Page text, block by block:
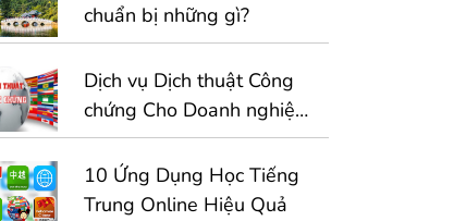
chuẩn bị những gì?
Dịch vụ Dịch thuật Công
chứng Cho Doanh nghiệp
– 1 Giải Pháp Toàn Diện
Cho Hồ Sơ Kinh Doanh
Quốc Tế
10 Ứng Dụng Học Tiếng
Trung Online Hiệu Quả